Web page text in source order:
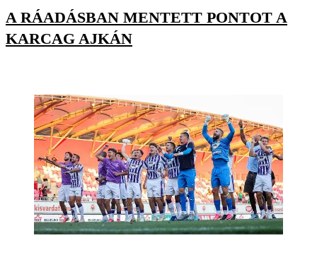
A RÁADÁSBAN MENTETT PONTOT A
KARCAG AJKÁN